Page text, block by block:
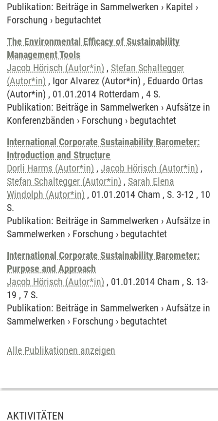
Publikation: Beiträge in Sammelwerken › Kapitel ›
Forschung › begutachtet
The Environmental Efficacy of Sustainability
Management Tools
Jacob Hörisch (Autor*in) , Stefan Schaltegger
(Autor*in) , Igor Alvarez (Autor*in) , Eduardo Ortas
(Autor*in) , 01.01.2014 Rotterdam , 4 S.
Publikation: Beiträge in Sammelwerken › Aufsätze in
Konferenzbänden › Forschung › begutachtet
International Corporate Sustainability Barometer:
Introduction and Structure
Dorli Harms (Autor*in) , Jacob Hörisch (Autor*in) ,
Stefan Schaltegger (Autor*in) , Sarah Elena
Windolph (Autor*in) , 01.01.2014 Cham , S. 3-12 , 10
S.
Publikation: Beiträge in Sammelwerken › Aufsätze in
Sammelwerken › Forschung › begutachtet
International Corporate Sustainability Barometer:
Purpose and Approach
Jacob Hörisch (Autor*in) , 01.01.2014 Cham , S. 13-
19 , 7 S.
Publikation: Beiträge in Sammelwerken › Aufsätze in
Sammelwerken › Forschung › begutachtet
Alle Publikationen anzeigen
AKTIVITÄTEN